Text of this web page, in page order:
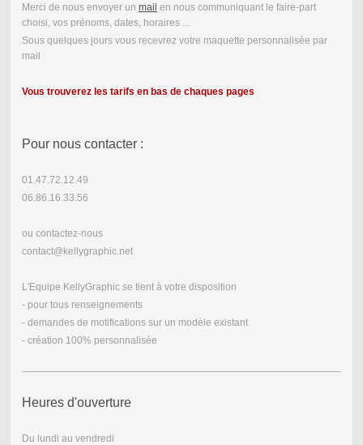
Merci de nous envoyer un mail en nous communiquant le faire-part
choisi, vos prénoms, dates, horaires ...
Sous quelques jours vous recevrez votre maquette personnalisée par
mail
Vous trouverez les tarifs en bas de chaques pages
Pour nous contacter :
01.47.72.12.49
06.86.16.33.56
ou contactez-nous
contact@kellygraphic.net
L'Equipe KellyGraphic se tient à votre disposition
- pour tous renseignements
- demandes de motifications sur un modèle existant
- création 100% personnalisée
Heures d'ouverture
Du lundi au vendredi